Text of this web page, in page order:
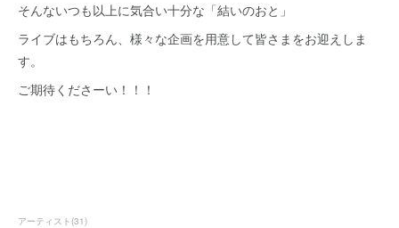
そんないつも以上に気合い十分な「結いのおと」
ライブはもちろん、様々な企画を用意して皆さまをお迎えしま
す。
ご期待くださーい！！！
アーティスト (31)